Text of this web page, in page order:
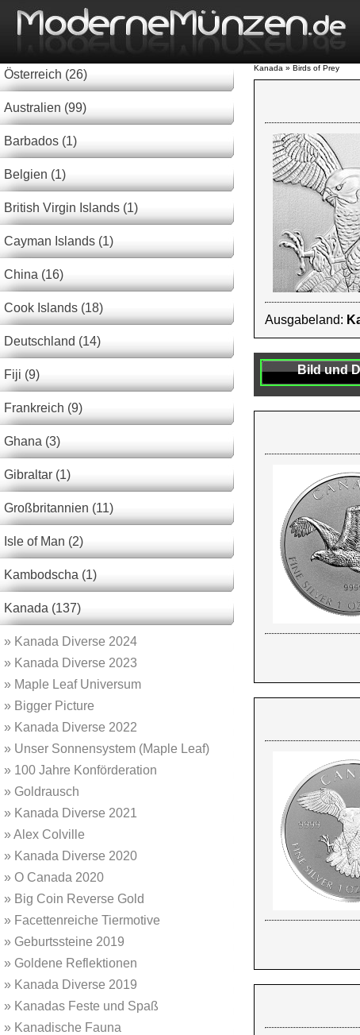
Österreich (26)
Australien (99)
Barbados (1)
Belgien (1)
British Virgin Islands (1)
Cayman Islands (1)
China (16)
Cook Islands (18)
Deutschland (14)
Fiji (9)
Frankreich (9)
Ghana (3)
Gibraltar (1)
Großbritannien (11)
Isle of Man (2)
Kambodscha (1)
Kanada (137)
» Kanada Diverse 2024
» Kanada Diverse 2023
» Maple Leaf Universum
» Bigger Picture
» Kanada Diverse 2022
» Unser Sonnensystem (Maple Leaf)
» 100 Jahre Konförderation
» Goldrausch
» Kanada Diverse 2021
»Alex Colville
» Kanada Diverse 2020
» O Canada 2020
» Big Coin Reverse Gold
» Facettenreiche Tiermotive
» Geburtssteine 2019
» Goldene Reflektionen
» Kanada Diverse 2019
» Kanadas Feste und Spaß
» Kanadische Fauna
Kanada » Birds of Prey
Ausgabeland:
Bild und